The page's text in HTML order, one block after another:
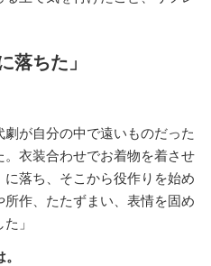
落ちた」
が自分の中で遠いものだった
衣装合わせでお着物を着させ
落ち、そこから役作りを始め
作、たたずまい、表情を固め
」